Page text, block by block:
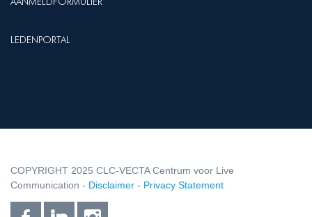
LEDENPORTAL
COPYRIGHT 2025 CLC-VECTA Centrum voor Live
Communication - Disclaimer - Privacy Statement